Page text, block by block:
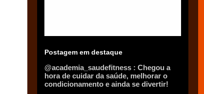
Postagem em destaque
@academia_saudefitness : Chegou a
hora de cuidar da saúde, melhorar o
condicionamento e ainda se divertir!